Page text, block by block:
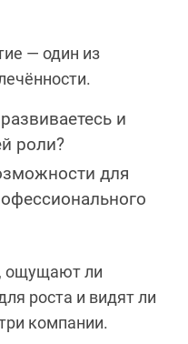
— один из
и
роли?
для
ощущают ли
роста и видят ли
компании.